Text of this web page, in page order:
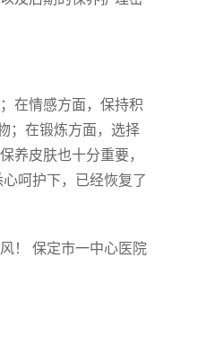
在情感方面，保持积
；在锻炼方面，选择
养皮肤也十分重要，
呵护下，已经恢复了
！ 保定市一中心医院